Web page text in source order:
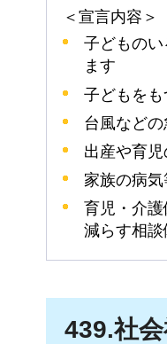
＜宣言内容＞
子どもの
ます
子どもをも
台風など
出産や育
家族の病
育児・介
減らす相
439.社